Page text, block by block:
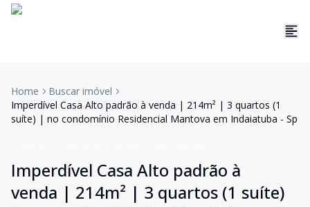
Home
Buscar imóvel
Imperdível Casa Alto padrão à venda | 214m² | 3 quartos (1
suíte) | no condomínio Residencial Mantova em Indaiatuba - Sp
Imperdível Casa Alto padrão à
venda | 214m² | 3 quartos (1 suíte)